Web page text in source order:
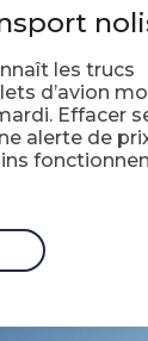
les trucs
d’avion
Effacer
alerte de